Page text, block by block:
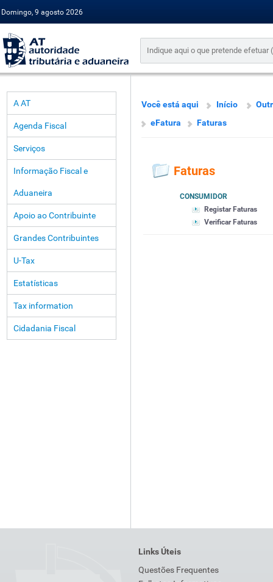
Domingo, 9 agosto 2026
A AT
Agenda Fiscal
Serviços
Informação Fiscal e
Aduaneira
Apoio ao Contribuinte
Grandes Contribuintes
U-Tax
Estatísticas
Tax information
Cidadania Fiscal
Você está aqui Início
eFatura
Faturas
Faturas
CONSUMIDOR
Registar Faturas
Verificar Faturas
Links Úteis
Questões Frequentes